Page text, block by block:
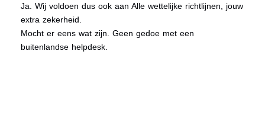
Ja. Wij voldoen dus ook aan Alle wettelijke richtlijnen, jouw
extra zekerheid.
Mocht er eens wat zijn. Geen gedoe met een
buitenlandse helpdesk.